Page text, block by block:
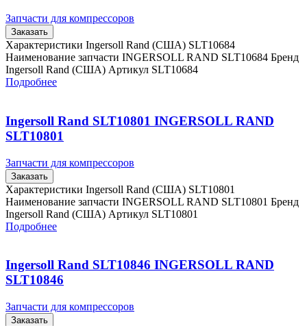
Запчасти для компрессоров
Заказать
Характеристики Ingersoll Rand (США) SLT10684
Наименование запчасти INGERSOLL RAND SLT10684 Бренд
Ingersoll Rand (США) Артикул SLT10684
Подробнее
Ingersoll Rand SLT10801 INGERSOLL RAND
SLT10801
Запчасти для компрессоров
Заказать
Характеристики Ingersoll Rand (США) SLT10801
Наименование запчасти INGERSOLL RAND SLT10801 Бренд
Ingersoll Rand (США) Артикул SLT10801
Подробнее
Ingersoll Rand SLT10846 INGERSOLL RAND
SLT10846
Запчасти для компрессоров
Заказать